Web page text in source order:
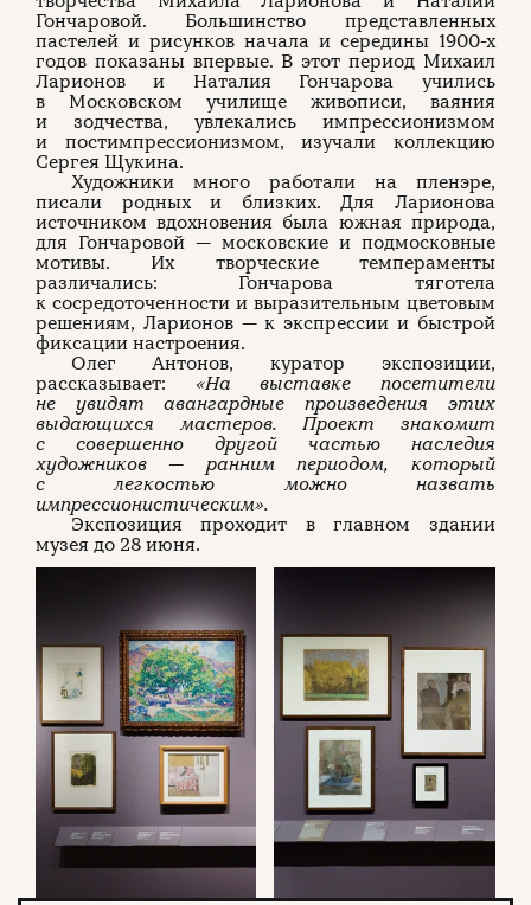
Гончаровой. Большинство представленных
пастелей и рисунков начала и середины 1900-х
годов показаны впервые. В этот период Михаил
Ларионов и Наталия Гончарова учились
в Московском училище живописи, ваяния
и зодчества, увлекались импрессионизмом
и постимпрессионизмом, изучали коллекцию
Сергея Щукина.
Художники много работали на пленэре,
писали родных и близких. Для Ларионова
источником вдохновения была южная природа,
для Гончаровой — московские и подмосковные
мотивы. Их творческие темпераменты
различались: Гончарова тяготела
к сосредоточенности и выразительным цветовым
решениям, Ларионов — к экспрессии и быстрой
фиксации настроения.
Олег Антонов, куратор экспозиции,
рассказывает: «На выставке посетители
не увидят авангардные произведения этих
выдающихся мастеров. Проект знакомит
с совершенно другой частью наследия
художников — ранним периодом, который
с легкостью можно назвать
импрессионистическим».
Экспозиция проходит в главном здании
музея до 28 июня.